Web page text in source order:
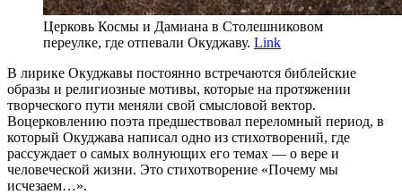
Церковь Космы и Дамиана в Столешниковом
переулке, где отпевали Окуджаву. Link
В лирике Окуджавы постоянно встречаются библейские
образы и религиозные мотивы, которые на протяжении
творческого пути меняли свой смысловой вектор.
Воцерковлению поэта предшествовал переломный период, в
который Окуджава написал одно из стихотворений, где
рассуждает о самых волнующих его темах — о вере и
человеческой жизни. Это стихотворение «Почему мы
исчезаем…».